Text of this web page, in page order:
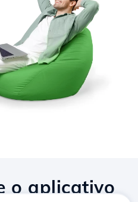
o aplicativo